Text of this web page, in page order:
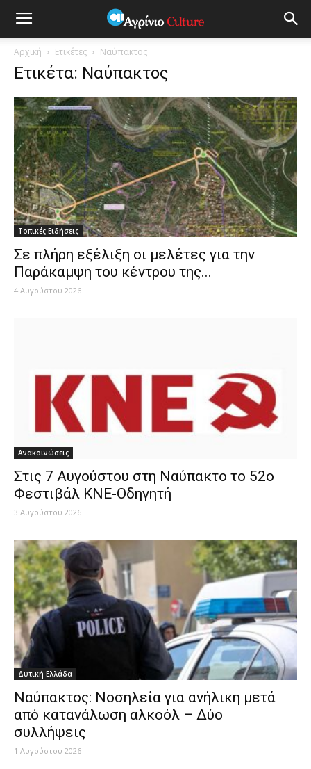
Αρχική Ετικέτες Ναύπακτος
Ετικέτα: Ναύπακτος
Τοπικές Ειδήσεις
Σε πλήρη εξέλιξη οι μελέτες για την
Παράκαμψη του κέντρου της...
4 Αυγούστου 2026
Ανακοινώσεις
Στις 7 Αυγούστου στη Ναύπακτο το 52ο
Φεστιβάλ ΚΝΕ-Οδηγητή
3 Αυγούστου 2026
Δυτική Ελλάδα
Ναύπακτος: Νοσηλεία για ανήλικη μετά
από κατανάλωση αλκοόλ – Δύο
συλλήψεις
1 Αυγούστου 2026